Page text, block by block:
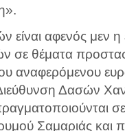
είναι αφενός μεν
σε θέματα
αναφερόμενου
Δασών
Σαμαριάς και